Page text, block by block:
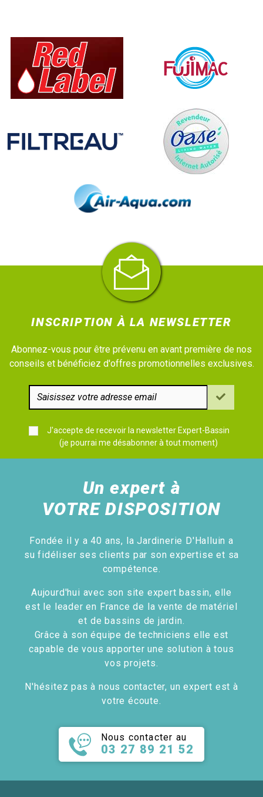
INSCRIPTION À LA NEWSLETTER
Abonnez-vous pour être prévenu en avant première de nos
conseils et bénéficiez d'offres promotionnelles exclusives.
J'accepte de recevoir la newsletter Expert-Bassin
(je pourrai me désabonner à tout moment)
Un expert à
VOTRE DISPOSITION
Fondée il y a 40 ans, la Jardinerie D'Halluin a
su fidéliser ses clients par son expertise et sa
compétence.
Aujourd'hui avec son site expert bassin, elle
est le leader en France de la vente de matériel
et de bassins de jardin.
Grâce à son équipe de techniciens elle est
capable de vous apporter une solution à tous
vos projets.
N'hésitez pas à nous contacter, un expert est à
votre écoute.
Nous contacter au
03 27 89 21 52